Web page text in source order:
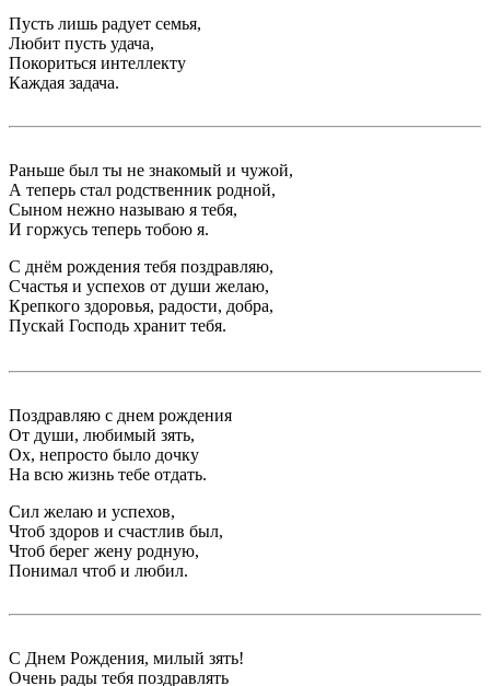
Пусть лишь радует семья,
Любит пусть удача,
Покориться интеллекту
Каждая задача.
Раньше был ты не знакомый и чужой,
А теперь стал родственник родной,
Сыном нежно называю я тебя,
И горжусь теперь тобою я.
С днём рождения тебя поздравляю,
Счастья и успехов от души желаю,
Крепкого здоровья, радости, добра,
Пускай Господь хранит тебя.
Поздравляю с днем рождения
От души, любимый зять,
Ох, непросто было дочку
На всю жизнь тебе отдать.
Сил желаю и успехов,
Чтоб здоров и счастлив был,
Чтоб берег жену родную,
Понимал чтоб и любил.
С Днем Рождения, милый зять!
Очень рады тебя поздравлять